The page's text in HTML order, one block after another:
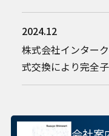
2024.12
株式会社インター
式交換により完全